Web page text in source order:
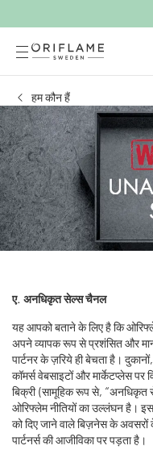
हम कौन हैं
ए. अनधिकृत सेल्स चैनल
यह आपको बताने के लिए है कि
अपने व्यापक रूप से प्रशंसित और
पार्टनर के ज़रिये ही बेचता है।
कॉमर्स वेबसाइटों और मार्केटप्लेस पर
बिक्री (सामूहिक रूप से,
ओरिफ्लेम नीतियों का उल्लंघन है। इस
को दिए जाने वाले बिज़नेस के
पार्टनर्स की आजीविका पर पड़ता है।